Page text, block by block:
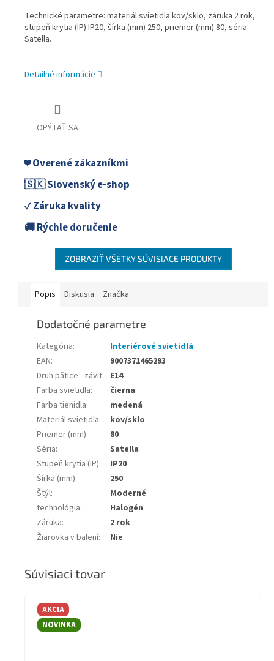
Technické parametre: materiál svietidla kov/sklo, záruka 2 rok,
stupeň krytia (IP) IP20, šírka (mm) 250, priemer (mm) 80, séria
Satella.
Detailné informácie
OPÝTAŤ SA
❤️ Overené zákazníkmi
🇸🇰 Slovenský e-shop
✓ Záruka kvality
🚚 Rýchle doručenie
ZOBRAZIŤ VŠETKY SÚVISIACE PRODUKTY
Popis Diskusia Značka
Dodatočné parametre
Kategória:
Interiérové svietidlá
EAN:
9007371465293
Druh pätice - závit: E14
Farba svietidla:
čierna
Farba tienidla:
medená
Materiál svietidla:
kov/sklo
Priemer (mm):
80
Séria:
Satella
Stupeň krytia (IP):
IP20
Šírka (mm):
250
Štýl:
Moderné
technológia:
Halogén
Záruka:
2 rok
Žiarovka v balení: Nie
Súvisiaci tovar
AKCIA
NOVINKA